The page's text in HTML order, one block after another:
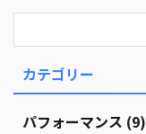
カテゴリー
パフォーマンス (9)